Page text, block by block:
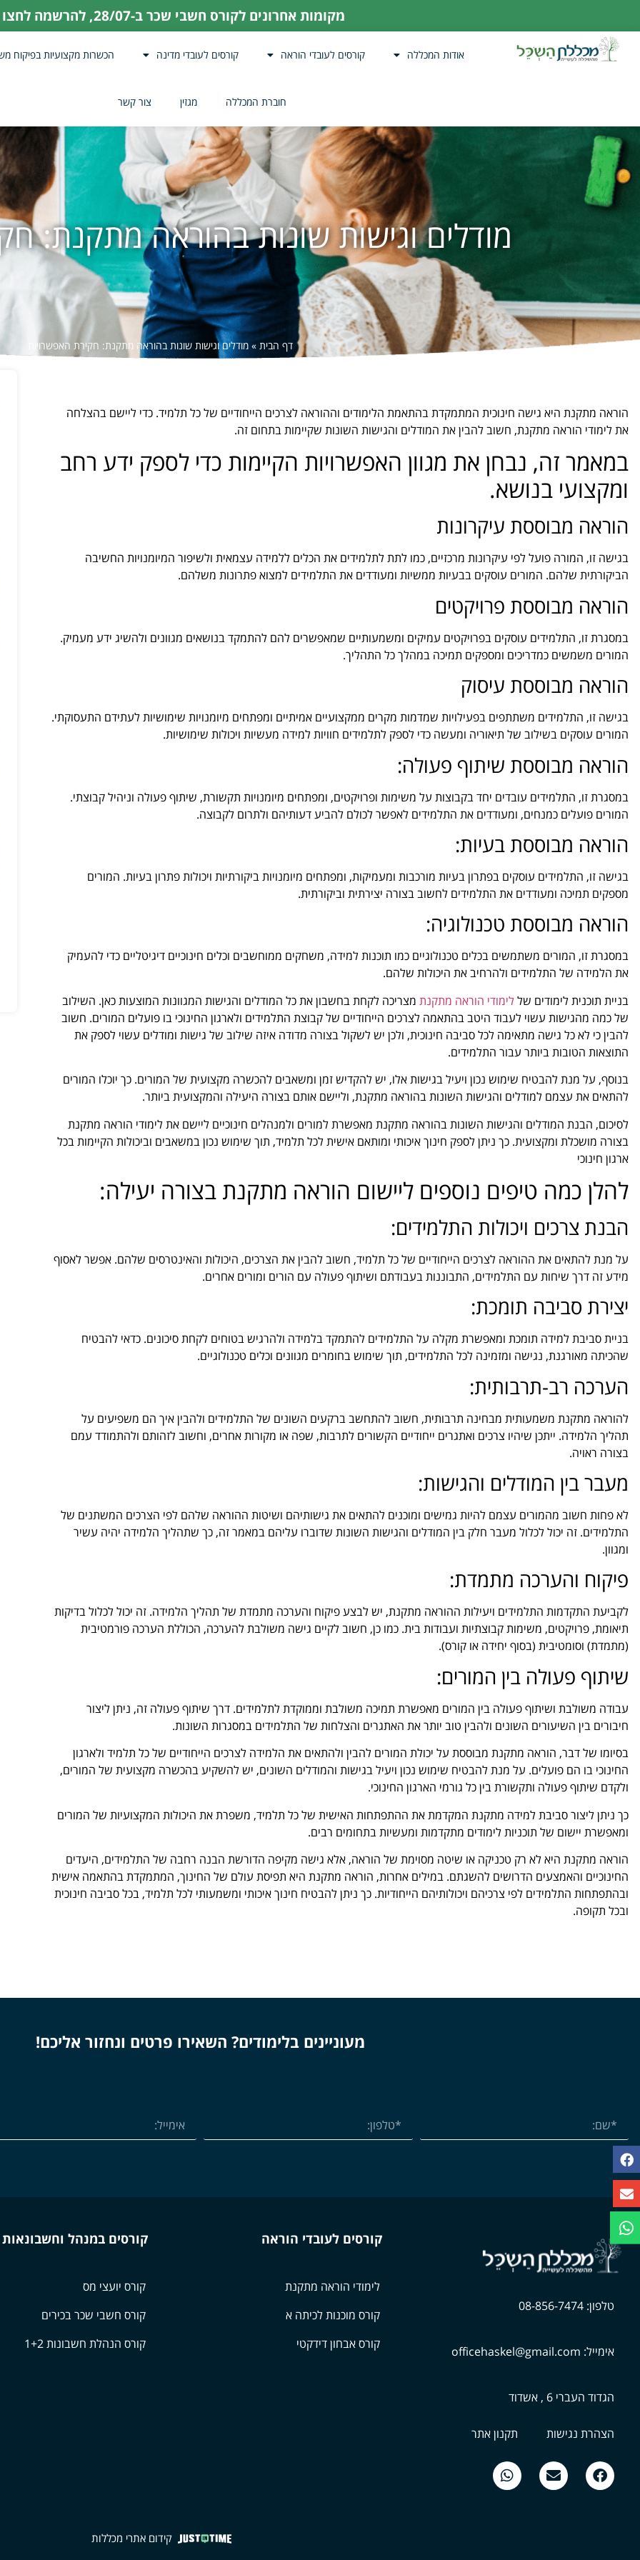
מקומות אחרונים לקורס חשבי שכר ב-28/07, להרשמה לחצו
אודות המכללה קורסים לעובדי הוראה קורסים לעובדי מדינה הכשרות מקצועיות בפיקוח
חוברת המכללה מגזין צור קשר
מודלים וגישות שונות בהוראה מתקנת:
דף הבית »מודלים וגישות שונות בהוראה מתקנת: חקירת האפשרויות
הוראה מתקנת היא גישה חינוכית המתמקדת בהתאמת הלימודים וההוראה לצרכים הייחודיים של כל תלמיד. כדי ליישם בהצלחה
את לימודי הוראה מתקנת, חשוב להבין את המודלים והגישות השונות שקיימות בתחום זה.
במאמר זה, נבחן את מגוון האפשרויות הקיימות כדי לספק ידע רחב
ומקצועי בנושא.
הוראה מבוססת עיקרונות
בגישה זו, המורה פועל לפי עיקרונות מרכזיים, כמו לתת לתלמידים את הכלים ללמידה עצמאית ולשיפור המיומנויות החשיבה
הביקורתית שלהם. המורים עוסקים בבעיות ממשיות ומעודדים את התלמידים למצוא פתרונות משלהם.
הוראה מבוססת פרויקטים
במסגרת זו, התלמידים עוסקים בפרויקטים עמיקים ומשמעותיים שמאפשרים להם להתמקד בנושאים מגוונים ולהשיג ידע מעמיק.
המורים משמשים כמדריכים ומספקים תמיכה במהלך כל התהליך.
הוראה מבוססת עיסוק
בגישה זו, התלמידים משתתפים בפעילויות שמדמות מקרים ממקצועיים אמיתיים ומפתחים מיומנויות שימושיות לעתידם התעסוקתי.
המורים עוסקים בשילוב של תיאוריה ומעשה כדי לספק לתלמידים חוויות למידה מעשיות ויכולות שימושיות.
הוראה מבוססת שיתוף פעולה:
במסגרת זו, התלמידים עובדים יחד בקבוצות על משימות ופרויקטים, ומפתחים מיומנויות תקשורת, שיתוף פעולה וניהיל קבוצתי.
המורים פועלים כמנחים, ומעודדים את התלמידים לאפשר לכולם להביע דעותיהם ולתרום לקבוצה.
הוראה מבוססת בעיות:
בגישה זו, התלמידים עוסקים בפתרון בעיות מורכבות ומעמיקות, ומפתחים מיומנויות ביקורתיות ויכולות פתרון בעיות. המורים
מספקים תמיכה ומעודדים את התלמידים לחשוב בצורה יצירתית וביקורתית.
הוראה מבוססת טכנולוגיה:
במסגרת זו, המורים משתמשים בכלים טכנולוגיים כמו תוכנות למידה, משחקים ממוחשבים וכלים חינוכיים דיגיטליים כדי להעמיק
את הלמידה של התלמידים ולהרחיב את היכולות שלהם.
בניית תוכנית לימודים שללימודי הוראה מתקנת מצריכה לקחת בחשבון את כל המודלים והגישות המגוונות המוצעות כאן. השילוב
של כמה מהגישות עשוי לעבוד היטב בהתאמה לצרכים הייחודיים של קבוצת התלמידים ולארגון החינוכי בו פועלים המורים. חשוב
להבין כי לא כל גישה מתאימה לכל סביבה חינוכית, ולכן יש לשקול בצורה מדודה איזה שילוב של גישות ומודלים עשוי לספק את
התוצאות הטובות ביותר עבור התלמידים.
בנוסף, על מנת להבטיח שימוש נכון ויעיל בגישות אלו, יש להקדיש זמן ומשאבים להכשרה מקצועית של המורים. כך יוכלו המורים
להתאים את עצמם למודלים והגישות השונות בהוראה מתקנת, וליישם אותם בצורה היעילה והמקצועית ביותר.
לסיכום, הבנת המודלים והגישות השונות בהוראה מתקנת מאפשרת למורים ולמנהלים חינוכיים ליישם את לימודי הוראה מתקנת
בצורה מושכלת ומקצועית. כך ניתן לספק חינוך איכותי ומותאם אישית לכל תלמיד, תוך שימוש נכון במשאבים וביכולות הקיימות בכל
ארגון חינוכי
להלן כמה טיפים נוספים ליישום הוראה מתקנת בצורה יעילה:
הבנת צרכים ויכולות התלמידים:
על מנת להתאים את ההוראה לצרכים הייחודיים של כל תלמיד, חשוב להבין את הצרכים, היכולות והאינטרסים שלהם. אפשר לאסוף
מידע זה דרך שיחות עם התלמידים, התבוננות בעבודתם ושיתוף פעולה עם הורים ומורים אחרים.
יצירת סביבה תומכת:
בניית סביבת למידה תומכת ומאפשרת מקלה על התלמידים להתמקד בלמידה ולהרגיש בטוחים לקחת סיכונים. כדאי להבטיח
שהכיתה מאורגנת, נגישה ומזמינה לכל התלמידים, תוך שימוש בחומרים מגוונים וכלים טכנולוגיים.
הערכה רב-תרבותית:
להוראה מתקנת משמעותית מבחינה תרבותית, חשוב להתחשב ברקעים השונים של התלמידים ולהבין איך הם משפיעים על
תהליך הלמידה. ייתכן שיהיו צרכים ואתגרים ייחודיים הקשורים לתרבות, שפה או מקורות אחרים, וחשוב לזהותם ולהתמודד עמם
בצורה ראויה.
מעבר בין המודלים והגישות:
לא פחות חשוב מהמורים עצמם להיות גמישים ומוכנים להתאים את גישותיהם ושיטות ההוראה שלהם לפי הצרכים המשתנים של
התלמידים. זה יכול לכלול מעבר חלק בין המודלים והגישות השונות שדוברו עליהם במאמר זה, כך שתהליך הלמידה יהיה עשיר
ומגוון.
פיקוח והערכה מתמדת:
לקביעת התקדמות התלמידים ויעילות ההוראה מתקנת, יש לבצע פיקוח והערכה מתמדת של תהליך הלמידה. זה יכול לכלול בדיקות
תיאומת, פרויקטים, משימות קבוצתיות ועבודות בית. כמו כן, חשוב לקיים גישה משולבת להערכה, הכוללת הערכה פורמטיבית
(מתמדת) וסומטיבית (בסוף יחידה או קורס).
שיתוף פעולה בין המורים:
עבודה משולבת ושיתוף פעולה בין המורים מאפשרת תמיכה משולבת וממוקדת לתלמידים. דרך שיתוף פעולה זה, ניתן ליצור
חיבורים בין השיעורים השונים ולהבין טוב יותר את האתגרים והצלחות של התלמידים במסגרות השונות.
בסיומו של דבר, הוראה מתקנת מבוססת על יכולת המורים להבין ולהתאים את הלמידה לצרכים הייחודיים של כל תלמיד ולארגון
החינוכי בו הם פועלים. על מנת להבטיח שימוש נכון ויעיל בגישות והמודלים השונים, יש להשקיע בהכשרה מקצועית של המורים,
ולקדם שיתוף פעולה ותקשורת בין כל גורמי הארגון החינוכי.
כך ניתן ליצור סביבת למידה מתקנת המקדמת את ההתפתחות האישית של כל תלמיד, משפרת את היכולות המקצועיות של המורים
ומאפשרת יישום של תוכניות לימודים מתקדמות ומעשיות בתחומים רבים.
הוראה מתקנת היא לא רק טכניקה או שיטה מסוימת של הוראה, אלא גישה מקיפה הדורשת הבנה רחבה של התלמידים, היעדים
החינוכיים והאמצעים הדרושים להשגתם. במילים אחרות, הוראה מתקנת היא תפיסת עולם של החינוך, המתמקדת בהתאמה אישית
ובהתפתחות התלמידים לפי צרכיהם ויכולותיהם הייחודיות. כך ניתן להבטיח חינוך איכותי ומשמעותי לכל תלמיד, בכל סביבה חינוכית
ובכל תקופה.
מעוניינים בלימודים? השאירו פרטים ונחזור אליכם!
טלפון: 08-856-7474
אימייל: officehaskel@gmail.com
הגדוד העברי 6 , אשדוד
הצהרת נגישות תקנון אתר
קורסים לעובדי הוראה
לימודי הוראה מתקנת
קורס מוכנות לכיתה א
קורס אבחון דידקטי
קורסים במנהל וחשבונאות
קורס יועצי מס
קורס חשבי שכר בכירים
קורס הנהלת חשבונות 1+2
קידום אתרי מכללות